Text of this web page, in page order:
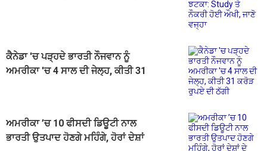
ਕੈਨੇਡਾ 'ਚ ਪੜ੍ਹਦੇ ਭਾਰਤੀ ਨੌਜਵਾਨ ਨੂੰ
ਅਮਰੀਕਾ 'ਚ 4 ਸਾਲ ਦੀ ਜੇਲ੍ਹ, ਕੀਤੀ 31
ਅਮਰੀਕਾ ’ਚ 10 ਫੀਸਦੀ ਡਿਊਟੀ ਨਾਲ
ਭਾਰਤੀ ਉਤਪਾਦ ਹੋਣਗੇ ਮਹਿੰਗੇ, ਹੋਰਾਂ ਦੇਸ਼ਾਂ